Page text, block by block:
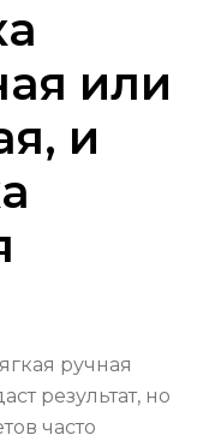
или
и
ручная
результат, но
часто